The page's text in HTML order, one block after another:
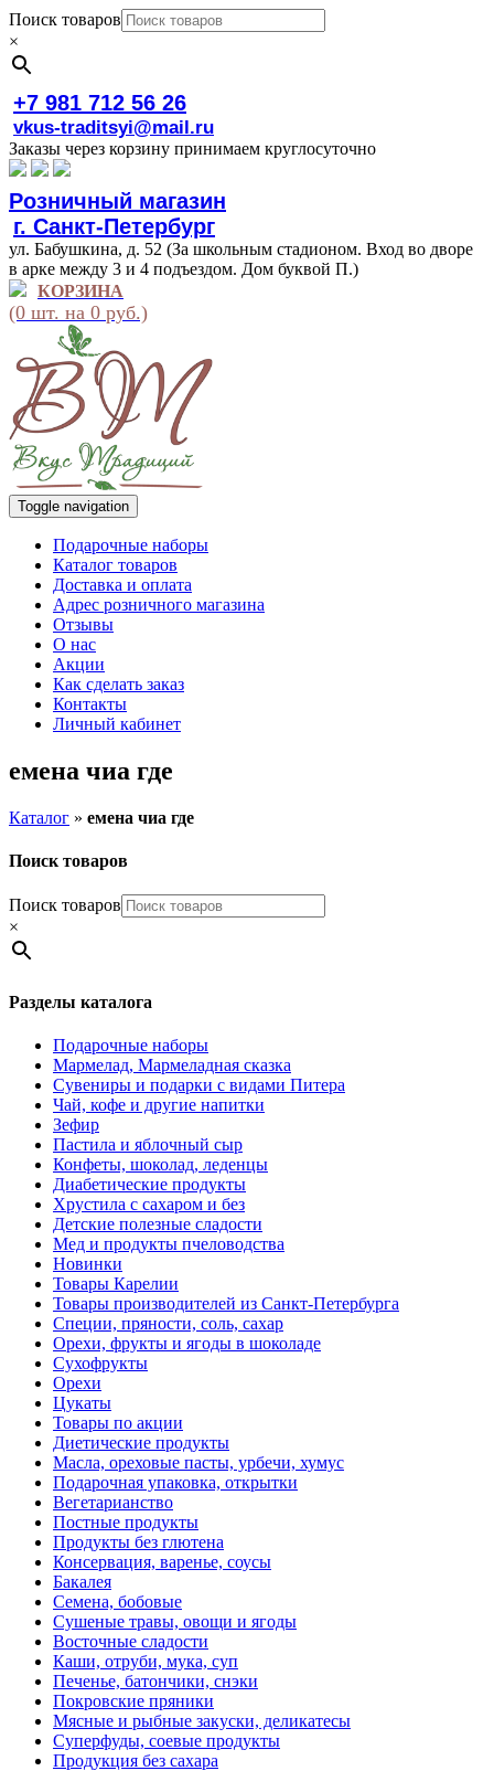
Поиск товаров
×
+7 981 712 56 26
vkus-traditsyi@mail.ru
Заказы через корзину принимаем круглосуточно
Розничный магазин
г. Санкт-Петербург
ул. Бабушкина, д. 52 (За школьным стадионом. Вход во дворе
в арке между 3 и 4 подъездом. Дом буквой П.)
КОРЗИНА
(0 шт. на 0 руб.)
Toggle navigation
Подарочные наборы
Каталог товаров
Доставка и оплата
Адрес розничного магазина
Отзывы
О нас
Акции
Как сделать заказ
Контакты
Личный кабинет
емена чиа где
Каталог » емена чиа где
Поиск товаров
Поиск товаров
×
Разделы каталога
Подарочные наборы
Мармелад, Мармеладная сказка
Сувениры и подарки с видами Питера
Чай, кофе и другие напитки
Зефир
Пастила и яблочный сыр
Конфеты, шоколад, леденцы
Диабетические продукты
Хрустила с сахаром и без
Детские полезные сладости
Мед и продукты пчеловодства
Новинки
Товары Карелии
Товары производителей из Санкт-Петербурга
Специи, пряности, соль, сахар
Орехи, фрукты и ягоды в шоколаде
Сухофрукты
Орехи
Цукаты
Товары по акции
Диетические продукты
Масла, ореховые пасты, урбечи, хумус
Подарочная упаковка, открытки
Вегетарианство
Постные продукты
Продукты без глютена
Консервация, варенье, соусы
Бакалея
Семена, бобовые
Сушеные травы, овощи и ягоды
Восточные сладости
Каши, отруби, мука, суп
Печенье, батончики, снэки
Покровские пряники
Мясные и рыбные закуски, деликатесы
Суперфуды, соевые продукты
Продукция без сахара